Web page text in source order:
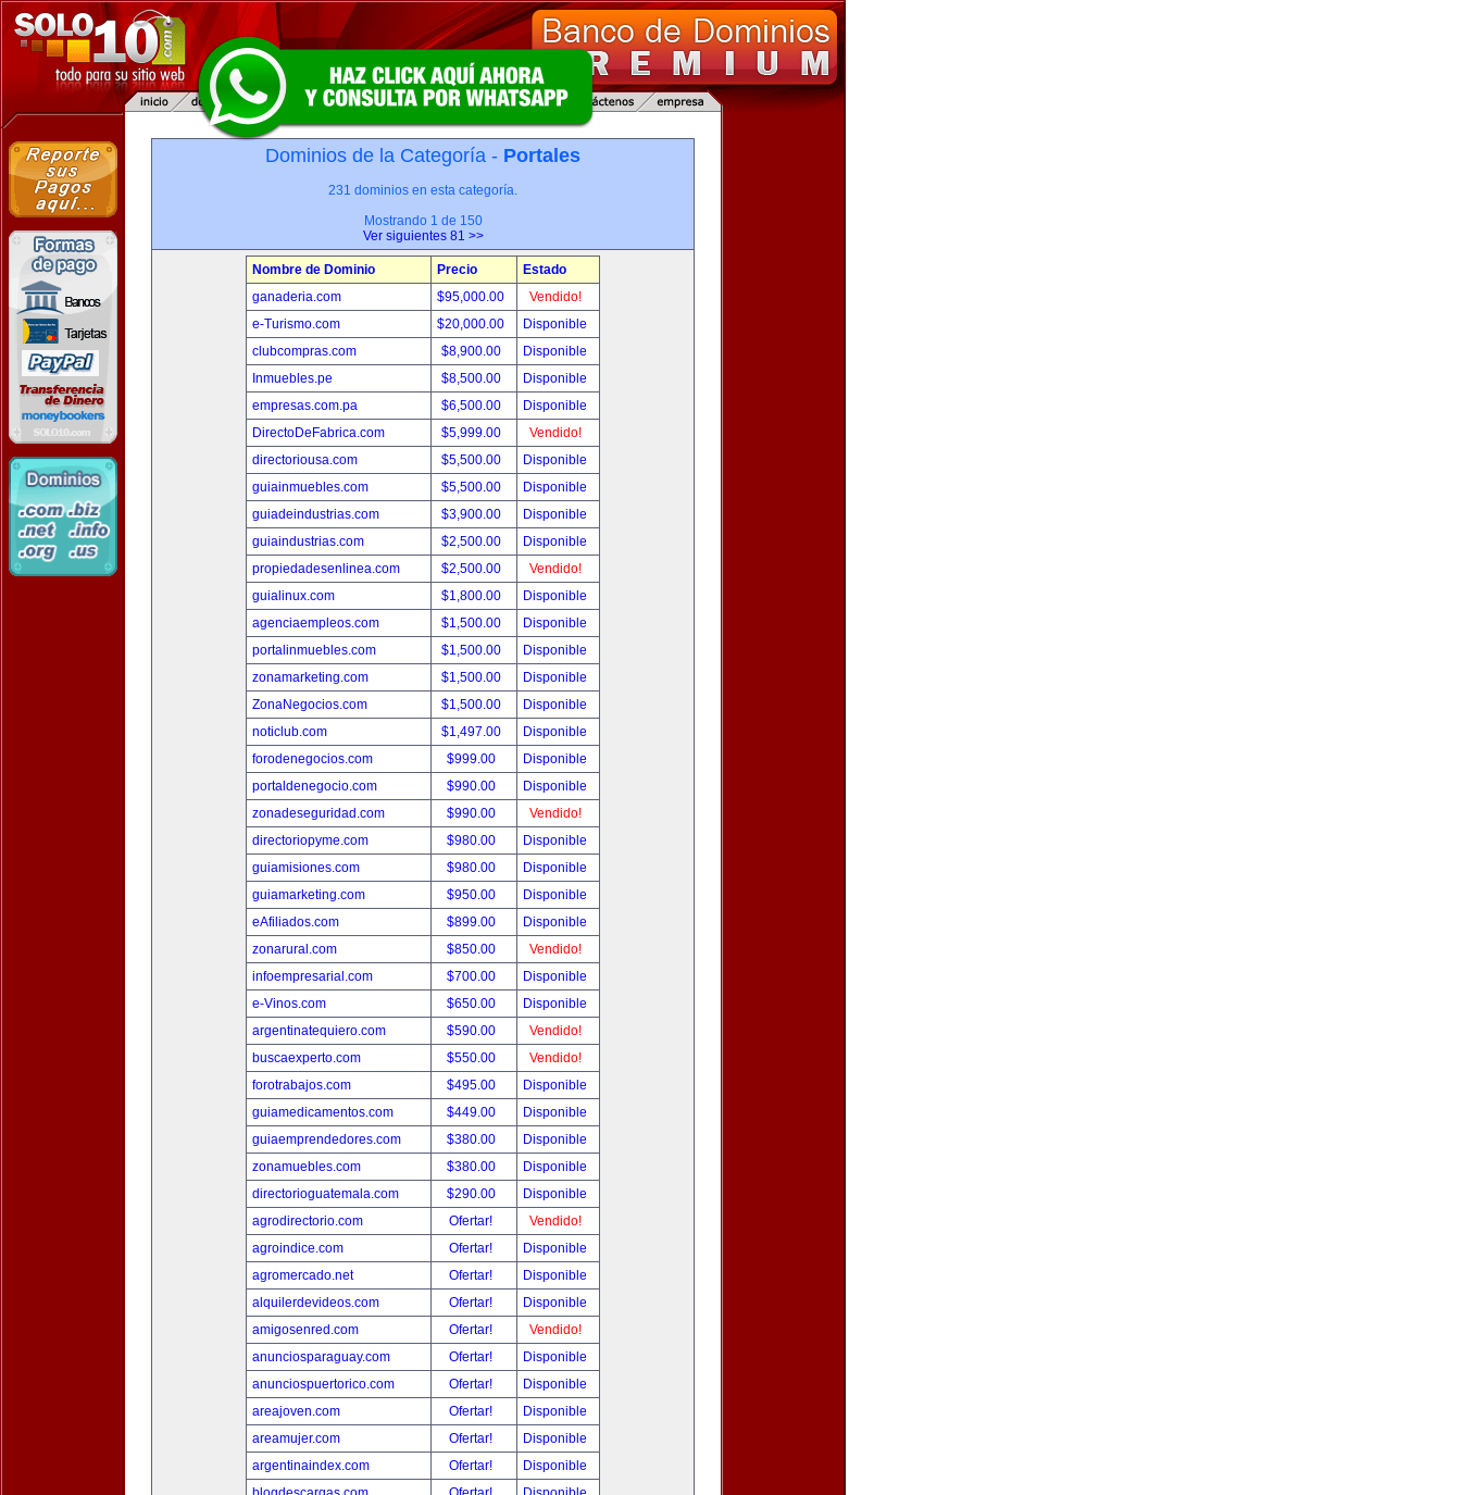
Dominios de la Categoría - Portales
231 dominios en esta categoría.
Mostrando 1 de 150
Ver siguientes 81 >>
Nombre de Dominio Precio
Estado
ganaderia.com
$95,000.00
Vendido!
e-Turismo.com
$20,000.00
Disponible
clubcompras.com
$8,900.00
Disponible
Inmuebles.pe
$8,500.00
Disponible
empresas.com.pa
$6,500.00
Disponible
DirectoDeFabrica.com
$5,999.00
Vendido!
directoriousa.com
$5,500.00
Disponible
guiainmuebles.com
$5,500.00
Disponible
guiadeindustrias.com
$3,900.00
Disponible
guiaindustrias.com
$2,500.00
Disponible
propiedadesenlinea.com
$2,500.00
Vendido!
guialinux.com
$1,800.00
Disponible
agenciaempleos.com
$1,500.00
Disponible
portalinmuebles.com
$1,500.00
Disponible
zonamarketing.com
$1,500.00
Disponible
ZonaNegocios.com
$1,500.00
Disponible
noticlub.com
$1,497.00
Disponible
forodenegocios.com
$999.00
Disponible
portaldenegocio.com
$990.00
Disponible
zonadeseguridad.com
$990.00
Vendido!
directoriopyme.com
$980.00
Disponible
guiamisiones.com
$980.00
Disponible
guiamarketing.com
$950.00
Disponible
eAfiliados.com
$899.00
Disponible
zonarural.com
$850.00
Vendido!
infoempresarial.com
$700.00
Disponible
e-Vinos.com
$650.00
Disponible
argentinatequiero.com
$590.00
Vendido!
buscaexperto.com
$550.00
Vendido!
forotrabajos.com
$495.00
Disponible
guiamedicamentos.com
$449.00
Disponible
guiaemprendedores.com
$380.00
Disponible
zonamuebles.com
$380.00
Disponible
directorioguatemala.com
$290.00
Disponible
agrodirectorio.com
Ofertar!
Vendido!
agroindice.com
Ofertar!
Disponible
agromercado.net
Ofertar!
Disponible
alquilerdevideos.com
Ofertar!
Disponible
amigosenred.com
Ofertar!
Vendido!
anunciosparaguay.com
Ofertar!
Disponible
anunciospuertorico.com
Ofertar!
Disponible
areajoven.com
Ofertar!
Disponible
areamujer.com
Ofertar!
Disponible
argentinaindex.com
Ofertar!
Disponible